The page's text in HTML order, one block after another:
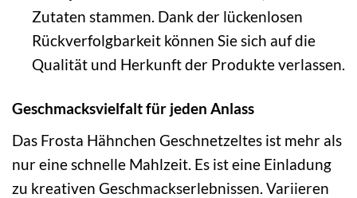
Zutaten stammen. Dank der lückenlosen
Rückverfolgbarkeit können Sie sich auf die
Qualität und Herkunft der Produkte verlassen.
Geschmacksvielfalt für jeden Anlass
Das Frosta Hähnchen Geschnetzeltes ist mehr als
nur eine schnelle Mahlzeit. Es ist eine Einladung
zu kreativen Geschmackserlebnissen. Variieren